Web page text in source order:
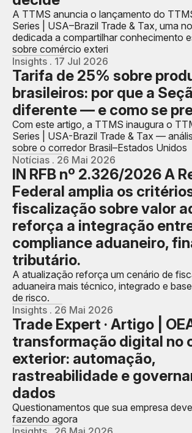
A TTMS anuncia o lançamento do
Series | USA–Brazil Trade & Tax, uma
dedicada a compartilhar conhecimento
sobre comércio exteri
Insights . 17 Jul 2026
Tarifa de 25% sobre
brasileiros: por que a
diferente — e como se
Com este artigo, a TTMS inaugura o
Series | USA-Brazil Trade & Tax —
sobre o corredor Brasil–Estados Unidos
Notícias . 26 Mai 2026
IN RFB nº 2.326/2026 A
Federal amplia os
fiscalização sobre valor
reforça a integração
compliance aduaneiro,
tributário.
A atualização reforça um cenário de
aduaneira mais técnico, integrado e
de risco.
Insights . 26 Mai 2026
Trade Expert · Artigo |
transformação digital no
exterior: automação,
rastreabilidade e
dados
Questionamentos que sua empresa
fazendo agora